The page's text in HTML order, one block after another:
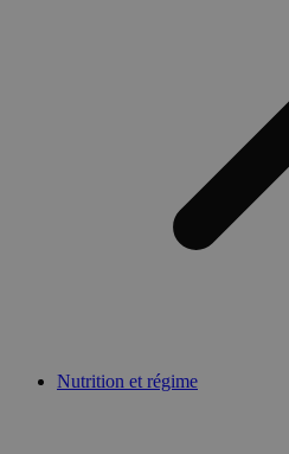
Nutrition et régime